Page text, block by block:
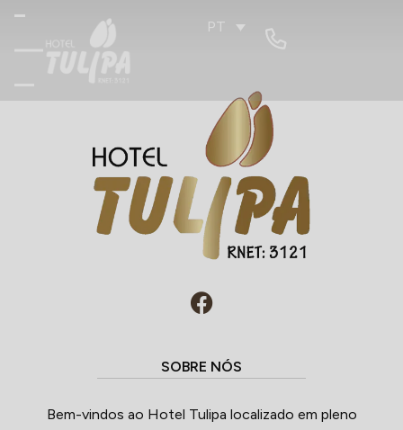
PT
SOBRE NÓS
Bem-vindos ao Hotel Tulipa localizado em pleno